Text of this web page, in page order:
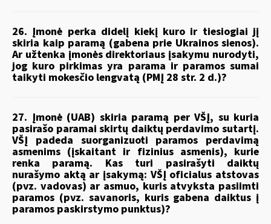
26. Įmonė perka didelį kiekį kuro ir tiesiogiai jį
skiria kaip paramą (gabena prie Ukrainos sienos).
Ar užtenka įmonės direktoriaus įsakymu nurodyti,
jog kuro pirkimas yra parama ir paramos sumai
taikyti mokesčio lengvatą (PMĮ 28 str. 2 d.)?
27. Įmonė (UAB) skiria paramą per VŠĮ, su kuria
pasirašo paramai skirtų daiktų perdavimo sutartį.
VŠĮ padeda suorganizuoti paramos perdavimą
asmenims (įskaitant ir fizinius asmenis), kurie
renka paramą. Kas turi pasirašyti daiktų
nurašymo aktą ar įsakymą: VŠĮ oficialus atstovas
(pvz. vadovas) ar asmuo, kuris atvyksta pasiimti
paramos (pvz. savanoris, kuris gabena daiktus į
paramos paskirstymo punktus)?